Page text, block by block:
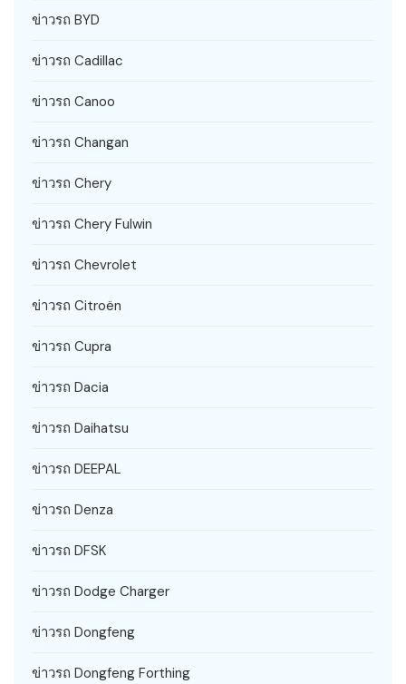
ข่าวรถ BYD
ข่าวรถ Cadillac
ข่าวรถ Canoo
ข่าวรถ Changan
ข่าวรถ Chery
ข่าวรถ Chery Fulwin
ข่าวรถ Chevrolet
ข่าวรถ Citroën
ข่าวรถ Cupra
ข่าวรถ Dacia
ข่าวรถ Daihatsu
ข่าวรถ DEEPAL
ข่าวรถ Denza
ข่าวรถ DFSK
ข่าวรถ Dodge Charger
ข่าวรถ Dongfeng
ข่าวรถ Dongfeng Forthing